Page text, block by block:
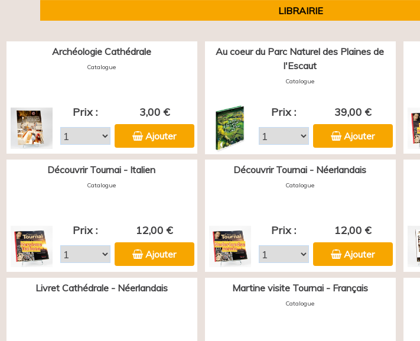
LIBRAIRIE
Archéologie Cathédrale
Catalogue
Prix : 3,00 €
Ajouter
Au coeur du Parc Naturel des Plaines de
l'Escaut
Catalogue
Prix : 39,00 €
Ajouter
Découvrir Tournai - Italien
Catalogue
Prix : 12,00 €
Ajouter
Découvrir Tournai - Néerlandais
Catalogue
Prix : 12,00 €
Ajouter
Livret Cathédrale - Néerlandais Martine visite Tournai - Français
Catalogue